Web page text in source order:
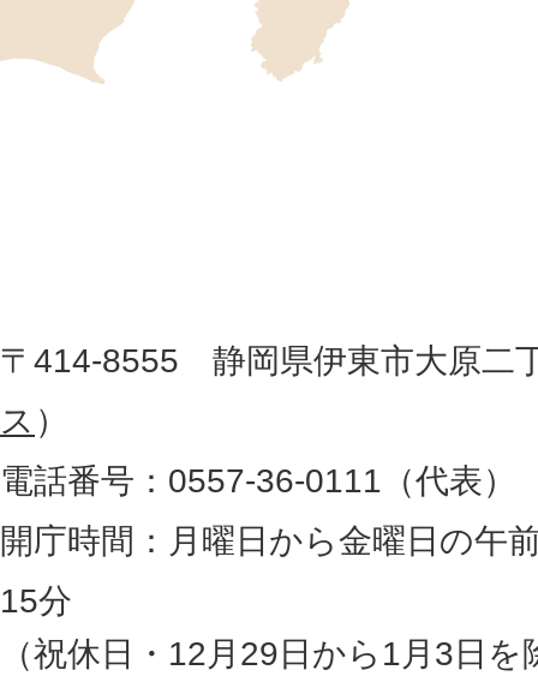
地
図
。
静
岡
県
の
所
〒414-8555 静岡県伊東市大原二
ス ）
電話番号：0557-36-0111（代表）
開庁時間：月曜日から金曜日の午
15分
（祝休日・12月29日から1月3日を